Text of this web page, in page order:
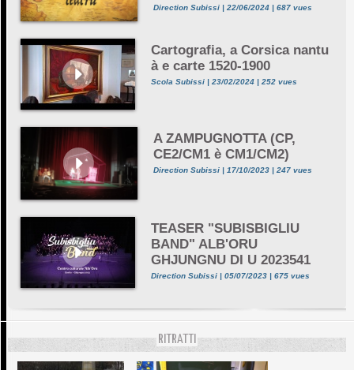
Direction Subissi | 22/06/2024 | 687 vues
Cartografia, a Corsica nantu
à e carte 1520-1900
Scola Subissi | 23/02/2024 | 252 vues
A ZAMPUGNOTTA (CP,
CE2/CM1 è CM1/CM2)
Direction Subissi | 17/10/2023 | 247 vues
TEASER "SUBISBIGLIU
BAND" ALB'ORU
GHJUNGNU DI U 2023541
Direction Subissi | 05/07/2023 | 675 vues
RITRATTI